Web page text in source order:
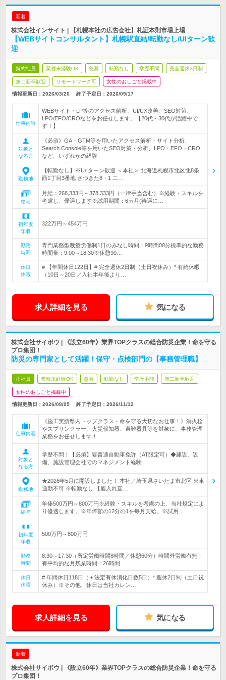
新着
株式会社インサイト | 【札幌本社の広告会社】札証本則市場上場
【WEBサイトコンサルタント】札幌駅直結/転勤なし/UIターン歓
迎
契約社員 業種未経験OK 急募 転勤なし 学歴不問 完全週休2日制
第二新卒歓迎 リモートワーク可 女性のおしごと掲載中
情報更新日：2026/03/20 終了予定日： 2026/09/17
仕事内容
WEBサイト・LP等のアクセス解析、UI/UX改善、SEO対策、
LPO/EFO/CROなどをお任せします。【20代・30代が活躍中で
す！】
対象と
なる方
《必須》GA・GTM等を用いたアクセス解析・サイト分析、
Search Console等を用いたSEO対策・分析、LPO・EFO・CRO
など、いずれかの経験
勤務地
【転勤なし】※U/Iターン歓迎 ＜本社＞ 北海道札幌市北区北8条
西1丁目3番地 さつきた8・1 二…
給与
月給：268,333円～378,333円（一律手当含む）※経験・スキルを
考慮し、優遇します※試用期間：6ヵ月(待遇に…
初年度
年収
322万円～454万円
勤務
時間
専門業務型裁量労働制1日のみなし時間：9時間00分標準的な勤務
時間帯：9:00～18:30※休憩90…
休日
休暇
# 【年間休日122日】# 完全週休2日制（土日祝休み）* 有給休暇
（10日～20日／入社半年後より…
求人詳細を見る 気になる
株式会社サイボウ | 《設立60年》業界TOPクラスの総合防災企業！命を守る
プロ集団！
防災の専門家として活躍！保守・点検部門の【事務管理職】
正社員 業種未経験OK 急募 転勤なし 学歴不問 第二新卒歓迎
女性のおしごと掲載中
情報更新日：2026/08/05 終了予定日： 2026/11/12
仕事内容
《施工実績県内トップクラス・命を守る大切なお仕事！》消火栓
やスプリンクラー、火災報知器、避難器具等を対象に、事務管理
業務をお任せします！
対象と
なる方
学歴不問！【必須】要普通自動車免許（AT限定可）◆建設、設
備、施設管理会社でのマネジメント経験
勤務地
★2026年5月に開設しました！ 本社／埼玉県さいたま市北区 ※車
通勤不可 ※転勤なし 【雇入れ直…
給与
年俸500万円～800万円※経験・スキルを考慮の上、当社規定によ
り優遇します。※年俸額の12分の1を毎月支給。※試用…
初年度
年収
500万円～800万円
勤務
時間
8:30～17:30（所定労働時間8時間／休憩60分）時間外労働有無：
有平均的な月残業時間：26時間
休日
休暇
# 年間休日118日（＋法定有休消化日数5日）* 週休2日制（土日祝
休み）※その他、休日は当社カレン…
求人詳細を見る 気になる
新着
株式会社サイボウ | 《設立60年》業界TOPクラスの総合防災企業！命を守る
プロ集団！